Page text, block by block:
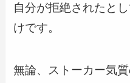
自分が拒絶されたと
けです。
無論、ストーカー気